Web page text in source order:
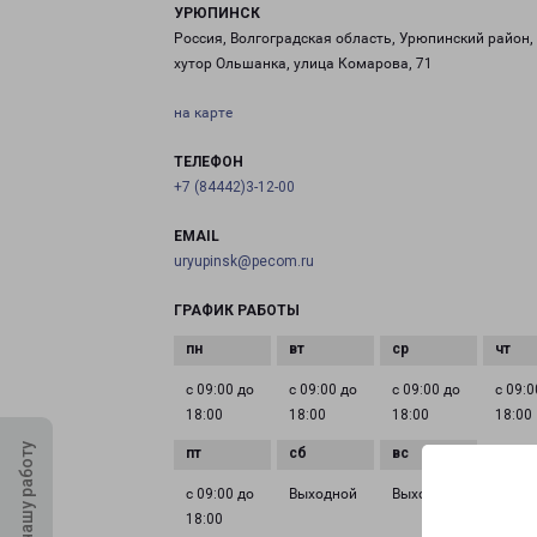
УРЮПИНСК
Россия, Волгоградская область, Урюпинский район,
хутор Ольшанка, улица Комарова, 71
на карте
ТЕЛЕФОН
+7 (84442)3-12-00
EMAIL
uryupinsk@pecom.ru
ГРАФИК РАБОТЫ
с 09:00 до
18:00
с 09:00 до
18:00
с 09:00 до
18:00
с
18:00
с 09:00 до
18:00
Выходной Выходной